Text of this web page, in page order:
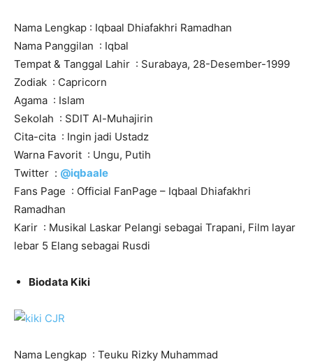
Nama Lengkap : Iqbaal Dhiafakhri Ramadhan
Nama Panggilan : Iqbal
Tempat & Tanggal Lahir : Surabaya, 28-Desember-1999
Zodiak : Capricorn
Agama : Islam
Sekolah : SDIT Al-Muhajirin
Cita-cita : Ingin jadi Ustadz
Warna Favorit : Ungu, Putih
Twitter : @iqbaale
Fans Page : Official FanPage – Iqbaal Dhiafakhri
Ramadhan
Karir : Musikal Laskar Pelangi sebagai Trapani, Film layar
lebar 5 Elang sebagai Rusdi
Biodata Kiki
Nama Lengkap : Teuku Rizky Muhammad